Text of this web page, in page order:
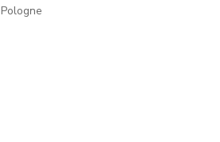
Pologne